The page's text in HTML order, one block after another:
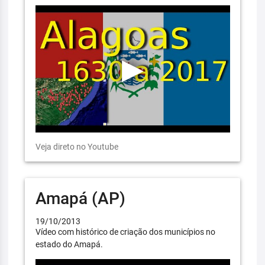
Veja direto no Youtube
Amapá (AP)
19/10/2013
Vídeo com histórico de criação dos municípios no
estado do Amapá.